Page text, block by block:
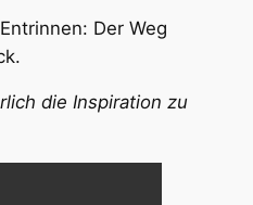
Der Weg
die Inspiration zu